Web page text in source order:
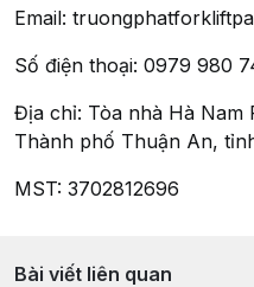
Email:
Số điện thoại: 0979 980
Địa chỉ: Tòa nhà Hà Nam
Thành phố Thuận An,
MST: 3702812696
Bài viết liên quan